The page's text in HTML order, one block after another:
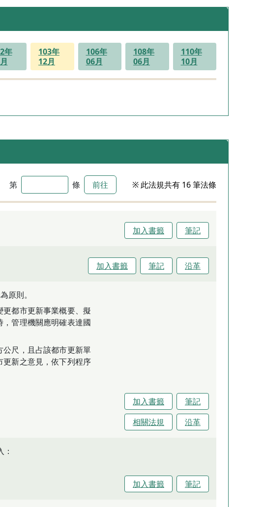
年
103年
12月
106年
06月
108年
06月
110年
10月
第 條 前往 ※ 此法規共有 16 筆法條
加入書籤 筆記
加入書籤 筆記 沿革
原則。
都市更新事業概要、擬
管理機關應明確表達國
尺，且占該都市更新單
新之意見，依下列程序
加入書籤
筆記
相關法規
沿革
加入書籤 筆記